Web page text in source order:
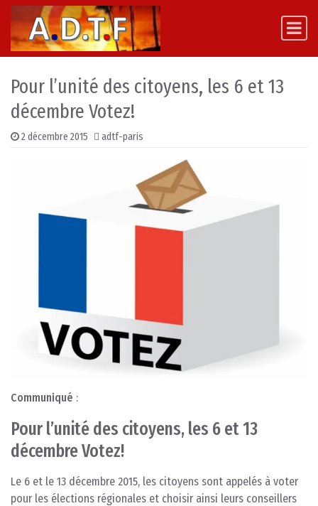
Skip to content
Main Navigation
Pour l’unité des citoyens, les 6 et 13
décembre Votez!
2 décembre 2015 adtf-paris
Communiqué :
Pour l’unité des citoyens, les 6 et 13
décembre Votez!
Le 6 et le 13 décembre 2015, les citoyens sont appelés à voter
pour les élections régionales et choisir ainsi leurs conseillers